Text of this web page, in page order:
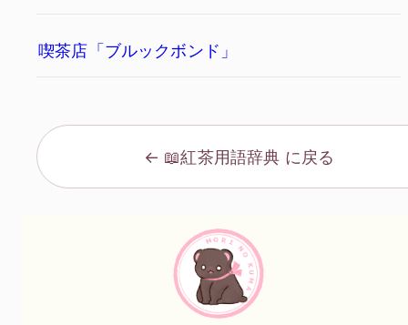
喫茶店「ブルックボンド」
← 📖紅茶用語辞典 に戻る